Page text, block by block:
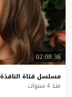
02:08:36
مسلسل فتاة النافذة
منذ 4 سنوات